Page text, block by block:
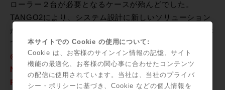
ローラー２台が必要となるケースが殆んどでした。
TANGO2により、システム設計に新しいソリューション
が誕生することを感じさせる、個人的IBC 2011のTop Hit
です。
◎対応アプリケーション：
NUENDO | CUBASE | PYRAMIX | LOGIC PRO |
PRO-TOOLS | VEGAS PRO | FINALCUT PRO |
本サイトでの Cookie の使用について:
Cookie は、お客様のサインイン情報の記憶、サイト
機能の最適化、お客様の関心事に合わせたコンテンツ
の配信に使用されています。当社は、当社のプライバ
シー・ポリシーに基づき、Cookie などの個人情報を